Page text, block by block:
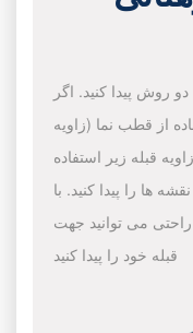
روش پیدا کنید. اگر
از قطب نما (زاویه
قبله زیر استفاده
ها را پیدا کنید. با
می توانید جهت
قبله خود را پیدا کنید